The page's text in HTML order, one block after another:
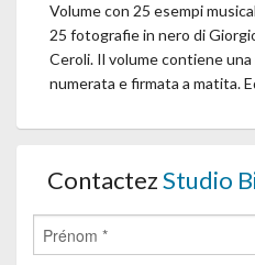
Volume con 25 esempi
25 fotografie in nero di
Ceroli. Il volume contiene una
numerata e firmata a matita.
ContactezStudio